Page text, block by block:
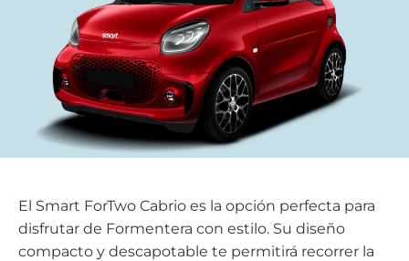
El Smart ForTwo Cabrio es la opción perfecta para
disfrutar de Formentera con estilo. Su diseño
compacto y descapotable te permitirá recorrer la